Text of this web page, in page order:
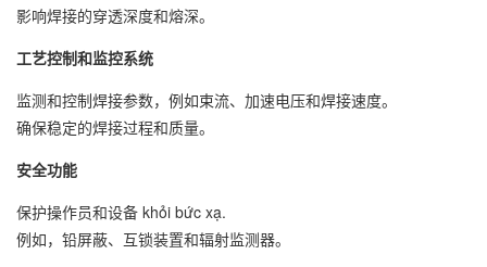
影响焊接的穿透深度和熔深。
工艺控制和监控系统
监测和控制焊接参数，例如束流、加速电压和焊接速度。
确保稳定的焊接过程和质量。
安全功能
保护操作员和设备 khỏi bức xạ.
例如，铅屏蔽、互锁装置和辐射监测器。